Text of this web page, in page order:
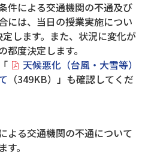
件による交通機関の不通及び
には、当日の授業実施につい
します。また、状況に変化が
度決定します。
天候悪化（台風・大雪等）
（349KB）」も確認してくだ
よる交通機関の不通について
。